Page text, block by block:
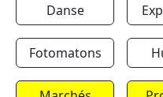
Danse
Fotomatons